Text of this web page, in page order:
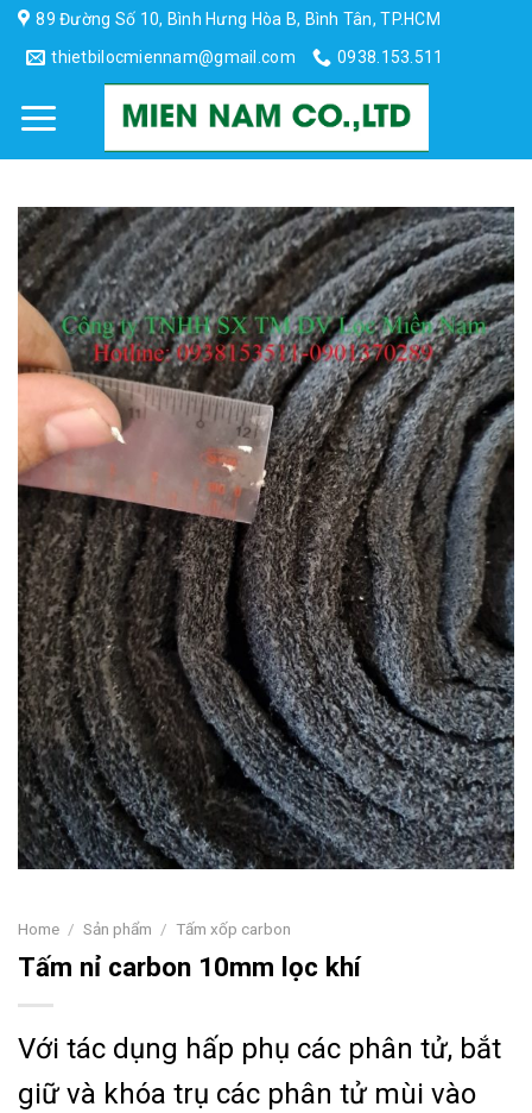
Skip
content
89 Đường Số 10, Bình Hưng Hòa B, Bình Tân, TP.HCM
thietbilocmiennam@gmail.com
0938.153.511
Home / Sản phẩm / Tấm xốp carbon
Tấm nỉ carbon 10mm lọc khí
Với tác dụng hấp phụ các phân tử, bắt
giữ và khóa trụ các phân tử mùi vào